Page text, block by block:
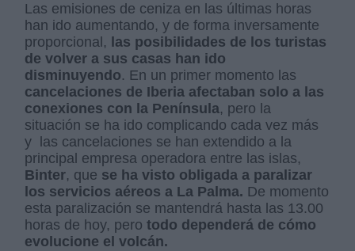
Las emisiones de ceniza en las últimas horas
han ido aumentando, y de forma inversamente
proporcional,
las posibilidades de los turistas
de volver a sus casas han ido
disminuyendo. En un primer momento las
cancelaciones de Iberia afectaban solo a las
conexiones con la Península, pero la
situación se ha ido complicando cada vez más
y las cancelaciones se han extendido a la
principal empresa operadora entre las islas,
Binter, que se ha visto obligada a paralizar
los servicios aéreos a La Palma. De momento
esta paralización se mantendrá hasta las 13.00
horas de hoy, perotodo dependerá de cómo
evolucione el volcán.